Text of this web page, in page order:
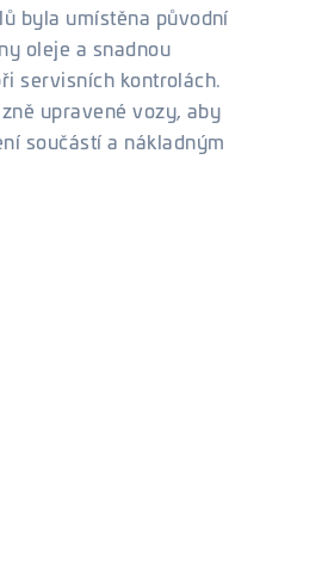
byla umístěna původní
oleje a snadnou
servisních kontrolách.
upravené vozy, aby
součástí a nákladným